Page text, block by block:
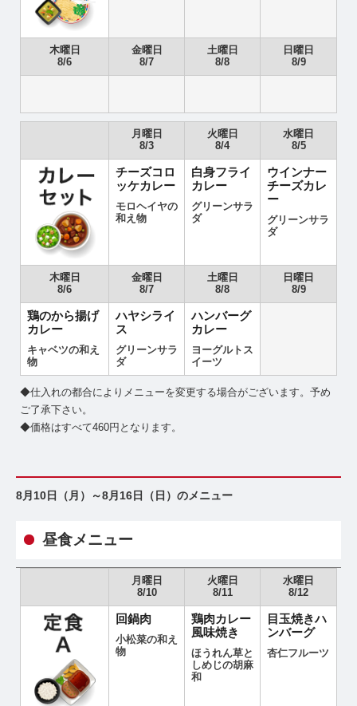
木曜日
8/6
金曜日
8/7
土曜日
8/8
日曜日
8/9
月曜日
8/3
火曜日
8/4
水曜日
8/5
チーズコロ
ッケカレー
モロヘイヤの
和え物
白身フライ
カレー
グリーンサラ
ダ
ウインナー
チーズカレ
ー
グリーンサラ
ダ
木曜日
8/6
金曜日
8/7
土曜日
8/8
日曜日
8/9
鶏のから揚げ
カレー
キャベツの和え
物
ハヤシライ
ス
グリーンサラ
ダ
ハンバーグ
カレー
ヨーグルトス
イーツ
◆仕入れの都合によりメニューを変更する場合がございます。予め
ご了承下さい。
◆価格はすべて460円となります。
8月10日（月）～8月16日（日）のメニュー
昼食メニュー
月曜日
8/10
火曜日
8/11
水曜日
8/12
回鍋肉
小松菜の和え
物
鶏肉カレー
風味焼き
ほうれん草と
しめじの胡麻
和
目玉焼きハ
ンバーグ
杏仁フルーツ